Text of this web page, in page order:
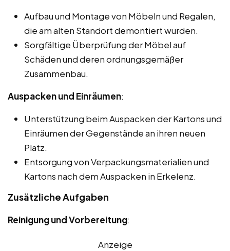
Aufbau und Montage von Möbeln und Regalen,
die am alten Standort demontiert wurden.
Sorgfältige Überprüfung der Möbel auf
Schäden und deren ordnungsgemäßer
Zusammenbau.
Auspacken und Einräumen:
Unterstützung beim Auspacken der Kartons und
Einräumen der Gegenstände an ihren neuen
Platz.
Entsorgung von Verpackungsmaterialien und
Kartons nach dem Auspacken in Erkelenz.
Zusätzliche Aufgaben
Reinigung und Vorbereitung:
Anzeige